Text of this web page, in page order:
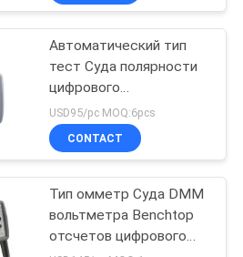
Автоматический тип
тест Суда полярности
цифрового
вольтамперомметра с
дисплеем часов
USD95/pc MOQ:6pcs
CONTACT
Тип омметр Суда DMM
вольтметра Benchtop
отсчетов цифрового